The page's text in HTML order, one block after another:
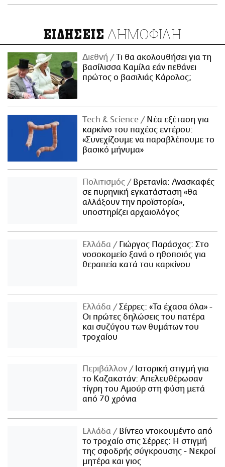
ΕΙΔΗΣΕΙΣ ΔΗΜΟΦΙΛΗ
Διεθνή
Τι θα ακολουθήσει για τη
βασίλισσα Καμίλα εάν πεθάνει
πρώτος ο βασιλιάς Κάρολος;
Τech & Science
Νέα εξέταση για
καρκίνο του παχέος εντέρου:
«Συνεχίζουμε να παραβλέπουμε το
βασικό μήνυμα»
Πολιτισμός
Βρετανία: Ανασκαφές
σε πυρηνική εγκατάσταση «θα
αλλάξουν την προϊστορία»,
υποστηρίζει αρχαιολόγος
Ελλάδα
Γιώργος Παράσχος: Στο
νοσοκομείο ξανά ο ηθοποιός για
θεραπεία κατά του καρκίνου
Ελλάδα
Σέρρες: «Τα έχασα όλα» -
Οι πρώτες δηλώσεις του πατέρα
και συζύγου των θυμάτων του
τροχαίου
Περιβάλλον
Ιστορική στιγμή για
το Καζακστάν: Απελευθέρωσαν
τίγρη του Αμούρ στη φύση μετά
από 70 χρόνια
Ελλάδα
Βίντεο ντοκουμέντο από
το τροχαίο στις Σέρρες: Η στιγμή
της σφοδρής σύγκρουσης - Νεκροί
μητέρα και γιος